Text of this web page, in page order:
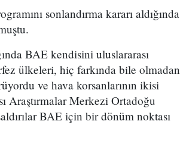
sonlandırma kararı aldığında
BAE kendisini uluslararası
ülkeleri, hiç farkında bile olmadan
ve hava korsanlarının ikisi
Araştırmalar Merkezi Ortadoğu
BAE için bir dönüm noktası